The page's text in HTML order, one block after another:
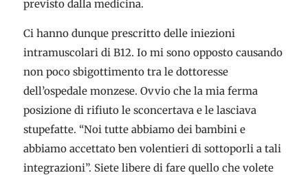
previsto dalla medicina.
Ci hanno dunque prescritto delle iniezioni
intramuscolari di B12. Io mi sono opposto causando
non poco sbigottimento tra le dottoresse
dell’ospedale monzese. Ovvio che la mia ferma
posizione di rifiuto le sconcertava e le lasciava
stupefatte. “Noi tutte abbiamo dei bambini e
abbiamo accettato ben volentieri di sottoporli a tali
integrazioni”. Siete libere di fare quello che volete